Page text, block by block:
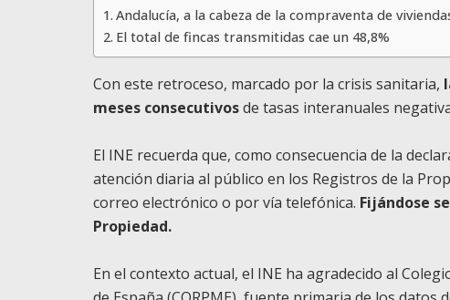
Andalucía, a la cabeza de la compraventa de
El total de fincas transmitidas cae un 48,8%
Con este retroceso, marcado por la crisis sanitaria,
meses consecutivosde tasas interanuales
El INE recuerda que, como consecuencia de la
atención diaria al público en los Registros de la
correo electrónico o por vía telefónica. Fijándose
Propiedad.
En el contexto actual, el INE ha agradecido al